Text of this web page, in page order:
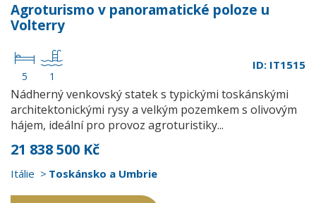
Agroturismo v panoramatické poloze u
Volterry
5 1
ID: IT1515
Nádherný venkovský statek s typickými toskánskými
architektonickými rysy a velkým pozemkem s olivovým
hájem, ideální pro provoz agroturistiky...
21 838 500 Kč
Itálie Toskánsko a Umbrie